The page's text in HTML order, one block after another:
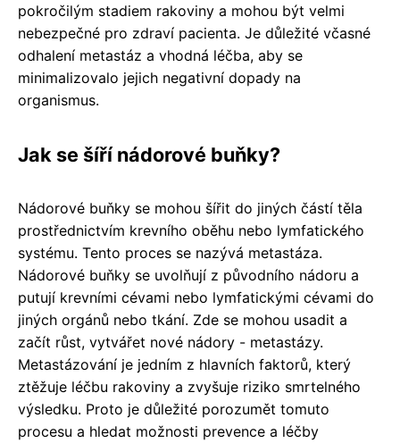
pokročilým stadiem rakoviny a mohou být velmi
nebezpečné pro zdraví pacienta. Je důležité včasné
odhalení metastáz a vhodná léčba, aby se
minimalizovalo jejich negativní dopady na
organismus.
Jak se šíří nádorové buňky?
Nádorové buňky se mohou šířit do jiných částí těla
prostřednictvím krevního oběhu nebo lymfatického
systému. Tento proces se nazývá metastáza.
Nádorové buňky se uvolňují z původního nádoru a
putují krevními cévami nebo lymfatickými cévami do
jiných orgánů nebo tkání. Zde se mohou usadit a
začít růst, vytvářet nové nádory - metastázy.
Metastázování je jedním z hlavních faktorů, který
ztěžuje léčbu rakoviny a zvyšuje riziko smrtelného
výsledku. Proto je důležité porozumět tomuto
procesu a hledat možnosti prevence a léčby